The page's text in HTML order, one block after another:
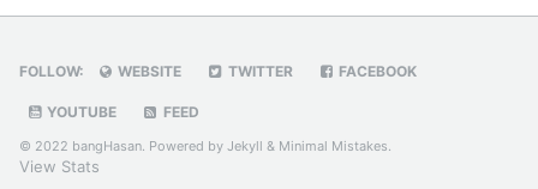
FOLLOW: WEBSITE TWITTER FACEBOOK
YOUTUBE FEED
© 2022 bangHasan. Powered by Jekyll & Minimal Mistakes.
View Stats